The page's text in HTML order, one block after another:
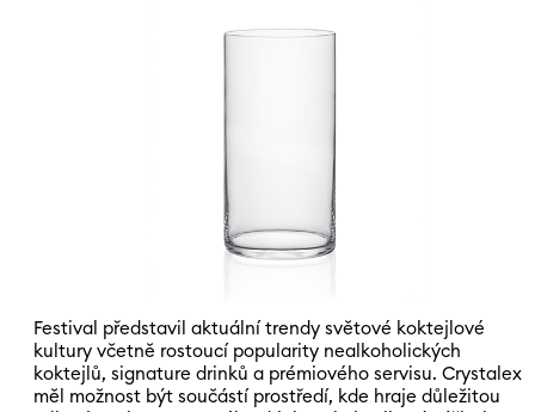
Festival představil aktuální trendy světové koktejlové
kultury včetně rostoucí popularity nealkoholických
koktejlů, signature drinků a prémiového servisu. Crystalex
měl možnost být součástí prostředí, kde hraje důležitou